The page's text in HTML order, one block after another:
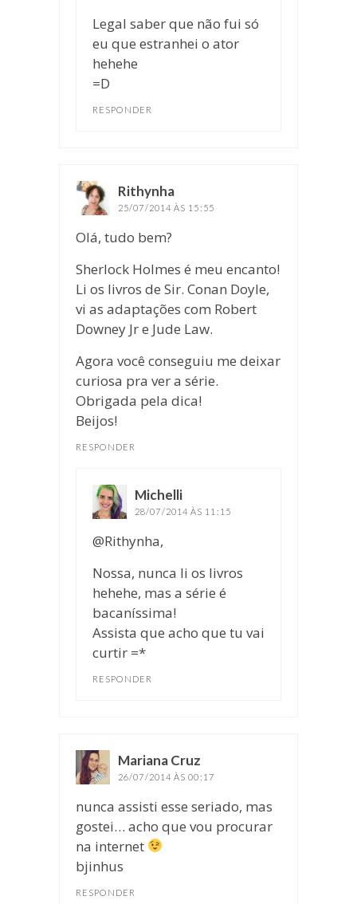
Legal saber que não fui só
eu que estranhei o ator
hehehe
=D
RESPONDER
Rithynha
25/07/2014 ÀS 15:55
Olá, tudo bem?
Sherlock Holmes é meu encanto!
Li os livros de Sir. Conan Doyle,
vi as adaptações com Robert
Downey Jr e Jude Law.
Agora você conseguiu me deixar
curiosa pra ver a série.
Obrigada pela dica!
Beijos!
RESPONDER
Michelli
28/07/2014 ÀS 11:15
@Rithynha,
Nossa, nunca li os livros
hehehe, mas a série é
bacaníssima!
Assista que acho que tu vai
curtir =*
RESPONDER
Mariana Cruz
26/07/2014 ÀS 00:17
nunca assisti esse seriado, mas
gostei… acho que vou procurar
na internet
bjinhus
RESPONDER